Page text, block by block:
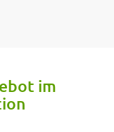
im